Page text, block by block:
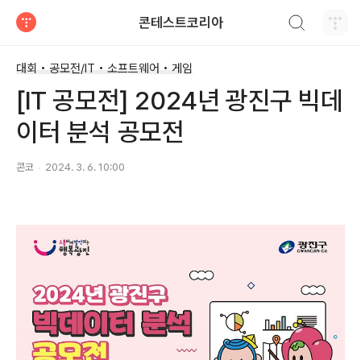
콘테스트코리아
대회 • 공모전/IT • 소프트웨어 • 게임
[IT 공모전] 2024년 광진구 빅데
이터 분석 공모전
콘코 2024. 3. 6. 10:00